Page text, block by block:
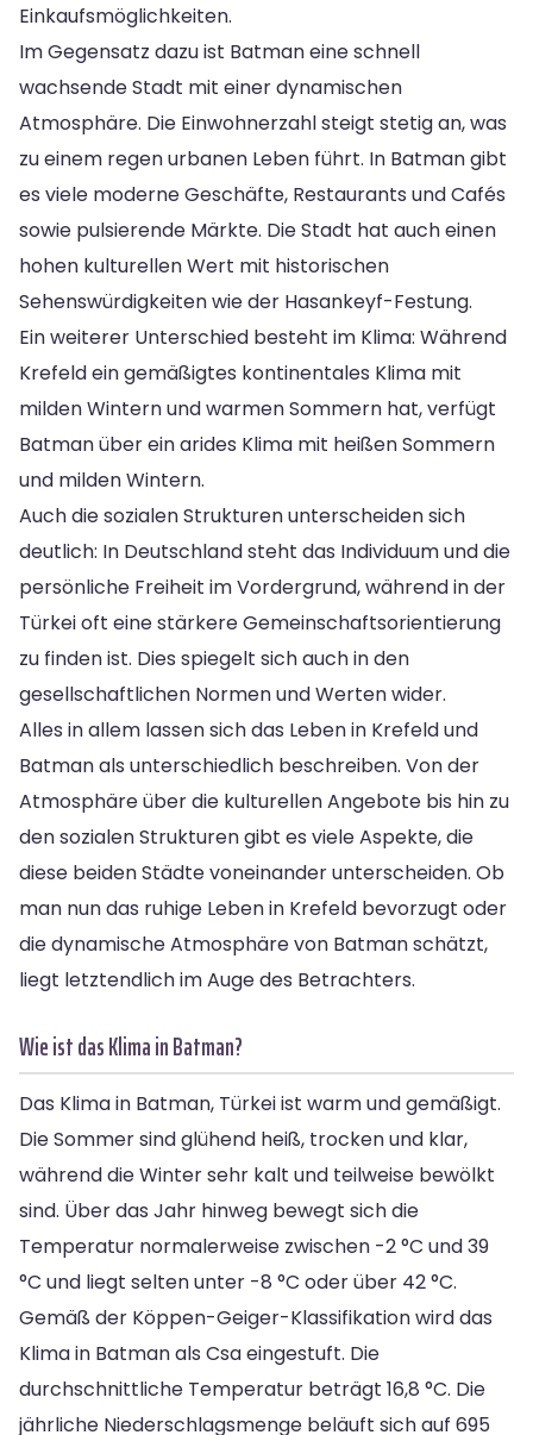
Einkaufsmöglichkeiten.
Im Gegensatz dazu ist Batman eine schnell
wachsende Stadt mit einer dynamischen
Atmosphäre. Die Einwohnerzahl steigt stetig an, was
zu einem regen urbanen Leben führt. In Batman gibt
es viele moderne Geschäfte, Restaurants und Cafés
sowie pulsierende Märkte. Die Stadt hat auch einen
hohen kulturellen Wert mit historischen
Sehenswürdigkeiten wie der Hasankeyf-Festung.
Ein weiterer Unterschied besteht im Klima: Während
Krefeld ein gemäßigtes kontinentales Klima mit
milden Wintern und warmen Sommern hat, verfügt
Batman über ein arides Klima mit heißen Sommern
und milden Wintern.
Auch die sozialen Strukturen unterscheiden sich
deutlich: In Deutschland steht das Individuum und die
persönliche Freiheit im Vordergrund, während in der
Türkei oft eine stärkere Gemeinschaftsorientierung
zu finden ist. Dies spiegelt sich auch in den
gesellschaftlichen Normen und Werten wider.
Alles in allem lassen sich das Leben in Krefeld und
Batman als unterschiedlich beschreiben. Von der
Atmosphäre über die kulturellen Angebote bis hin zu
den sozialen Strukturen gibt es viele Aspekte, die
diese beiden Städte voneinander unterscheiden. Ob
man nun das ruhige Leben in Krefeld bevorzugt oder
die dynamische Atmosphäre von Batman schätzt,
liegt letztendlich im Auge des Betrachters.
Wie ist das Klima in Batman?
Das Klima in Batman, Türkei ist warm und gemäßigt.
Die Sommer sind glühend heiß, trocken und klar,
während die Winter sehr kalt und teilweise bewölkt
sind. Über das Jahr hinweg bewegt sich die
Temperatur normalerweise zwischen -2 °C und 39
°C und liegt selten unter -8 °C oder über 42 °C.
Gemäß der Köppen-Geiger-Klassifikation wird das
Klima in Batman als Csa eingestuft. Die
durchschnittliche Temperatur beträgt 16,8 °C. Die
jährliche Niederschlagsmenge beläuft sich auf 695